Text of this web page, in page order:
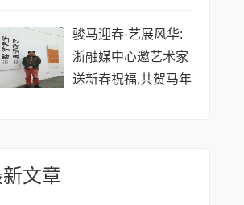
骏马迎春·艺展风华:
浙融媒中心邀艺术家
送新春祝福,共贺马年
文章